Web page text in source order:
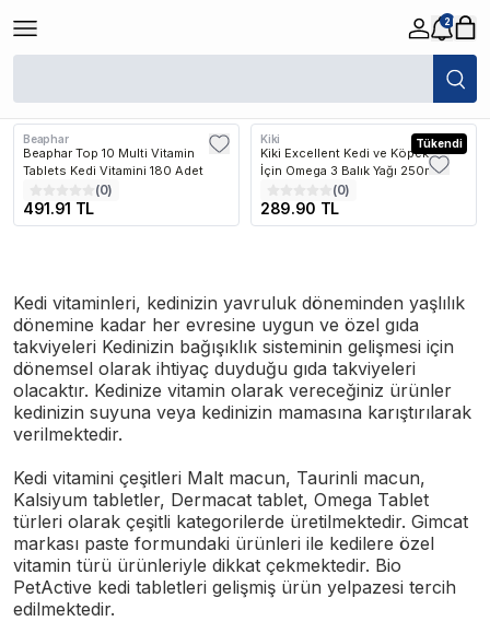
2
/
Beaphar
Beaphar Top 10 Multi Vitamin
Tablets Kedi Vitamini 180 Adet
(0)
491.91 TL
Tükendi
Kiki
Kiki Excellent Kedi ve Köpekler
İçin Omega 3 Balık Yağı 250ml
(0)
289.90 TL
Kedi vitaminleri, kedinizin yavruluk döneminden yaşlılık
dönemine kadar her evresine uygun ve özel gıda
takviyeleri Kedinizin bağışıklık sisteminin gelişmesi için
dönemsel olarak ihtiyaç duyduğu gıda takviyeleri
olacaktır. Kedinize vitamin olarak vereceğiniz ürünler
kedinizin suyuna veya kedinizin mamasına karıştırılarak
verilmektedir.
Kedi vitamini çeşitleri Malt macun, Taurinli macun,
Kalsiyum tabletler, Dermacat tablet, Omega Tablet
türleri olarak çeşitli kategorilerde üretilmektedir. Gimcat
markası paste formundaki ürünleri ile kedilere özel
vitamin türü ürünleriyle dikkat çekmektedir. Bio
PetActive kedi tabletleri gelişmiş ürün yelpazesi tercih
edilmektedir.